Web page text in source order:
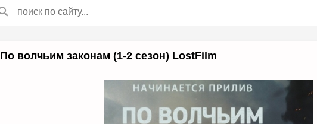
По волчьим законам (1-2 сезон) LostFilm